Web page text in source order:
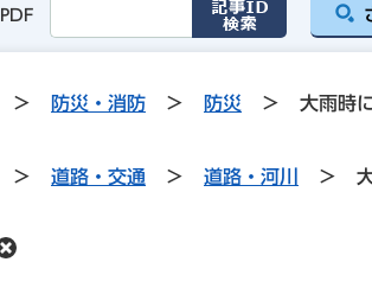
PDF
> 防災・消防 > 防災 >
大雨時
> 道路・交通 > 道路・河川 >